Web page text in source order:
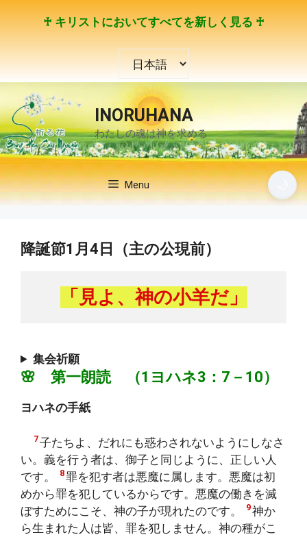
ス
キ
ッ
プ
♰ キリストにおいてすべてを新しく見る ♰
を
選
択
INORUHANA
わたしの魂は神を求める
Menu
降誕節1月4日（主の公現前）
「見よ、神の小羊だ」
集会祈願
🌸 第一朗読 （1ヨハネ3：7－10）
ヨハネの手紙
7子たちよ、だれにも惑わされないようにしなさ
い。義を行う者は、御子と同じように、正しい人
です。
8罪を犯す者は悪魔に属します。悪魔は初
めから罪を犯しているからです。悪魔の働きを滅
ぼすためにこそ、神の子が現れたのです。
9神か
ら生まれた人は皆、罪を犯しません。神の種がこ